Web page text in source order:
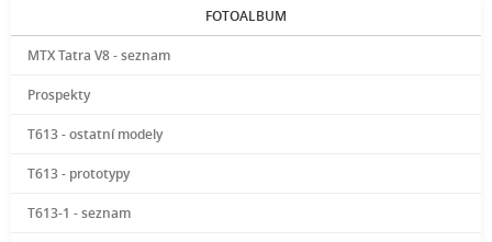
FOTOALBUM
MTX Tatra V8 - seznam
Prospekty
T613 - ostatní modely
T613 - prototypy
T613-1 - seznam